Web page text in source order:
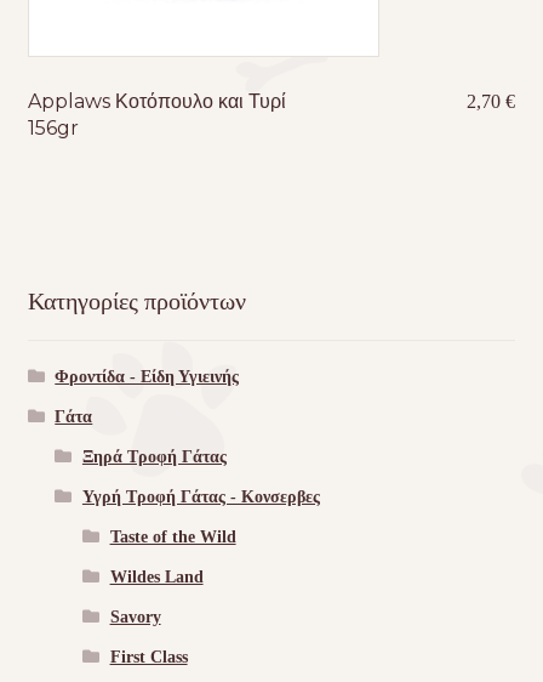
Applaws Κοτόπουλο και Τυρί
156gr
2,70€
Κατηγορίες προϊόντων
Φροντίδα - Είδη Υγιεινής
Γάτα
Ξηρά Τροφή Γάτας
Υγρή Τροφή Γάτας - Kονσερβες
Taste of the Wild
Wildes Land
Savory
First Class